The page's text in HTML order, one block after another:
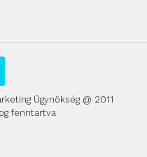
Ügynökség @ 2011
fenntartva